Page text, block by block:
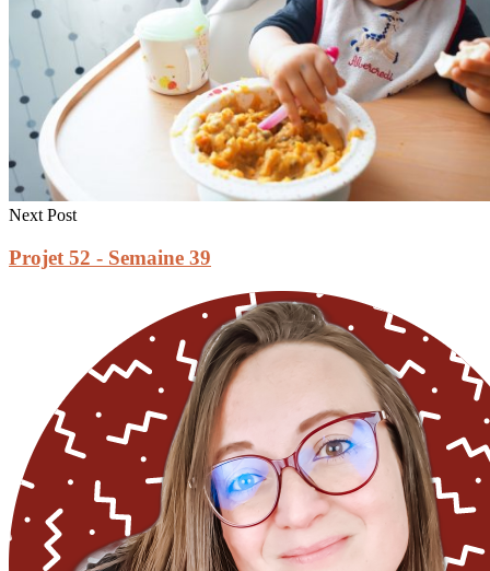
Next Post
Projet 52 - Semaine 39